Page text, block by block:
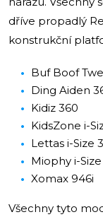
dříve propadlý
konstrukční
Buf Boof
Ding Aiden
Kidiz 360
KidsZone i-
Lettas i-Size
Miophy i-
Xomax 946i
Všechny tyto